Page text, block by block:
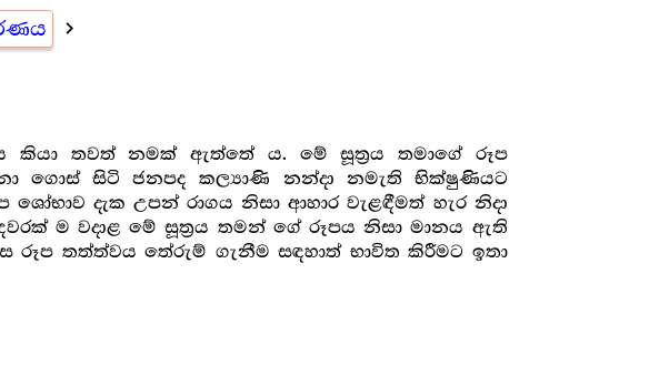
navigate_next
කියා තවත් නමක් ඇත්තේ ය. මේ සූත්‍ර‍ය තමාගේ රූප
ගොස් සිටි ජනපද කල්‍යාණි නන්දා නමැති භික්ෂුණියට
දැක උපන් රාගය නිසා ආහාර වැළඳීමත් හැර නිදා
ම වදාළ මේ සූත්‍ර‍ය තමන් ගේ රූපය නිසා මානය ඇති
රූප තත්ත්වය තේරුම් ගැනීම සඳහාත් භාවිත කිරීමට ඉතා